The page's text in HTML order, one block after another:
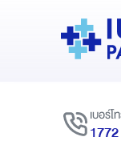
เบอร์โ
1772